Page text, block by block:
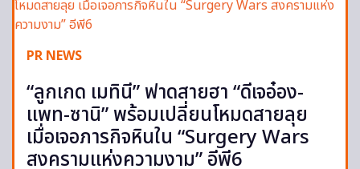
PR NEWS
“ลูกเกด เมทินี” ฟาดสายฮา “ดีเจอ๋อง-
แพท-ซานิ” พร้อมเปลี่ยนโหมดสายลุย
เมื่อเจอภารกิจหินใน “Surgery Wars
สงครามแห่งความงาม” อีพี6